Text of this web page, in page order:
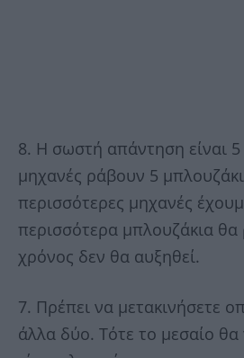
8. Η σωστή απάντηση είναι
μηχανές ράβουν 5
περισσότερες μηχανές
περισσότερα μπλουζάκια
χρόνος δεν θα αυξηθεί.
7. Πρέπει να μετακινήσετε
άλλα δύο. Τότε το μεσαίο θα